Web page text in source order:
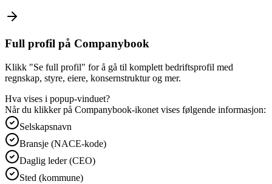
Full profil på Companybook
Klikk "Se full profil" for å gå til komplett bedriftsprofil med
regnskap, styre, eiere, konsernstruktur og mer.
Hva vises i popup-vinduet?
Når du klikker på Companybook-ikonet vises følgende informasjon:
Selskapsnavn
Bransje (NACE-kode)
Daglig leder (CEO)
Sted (kommune)